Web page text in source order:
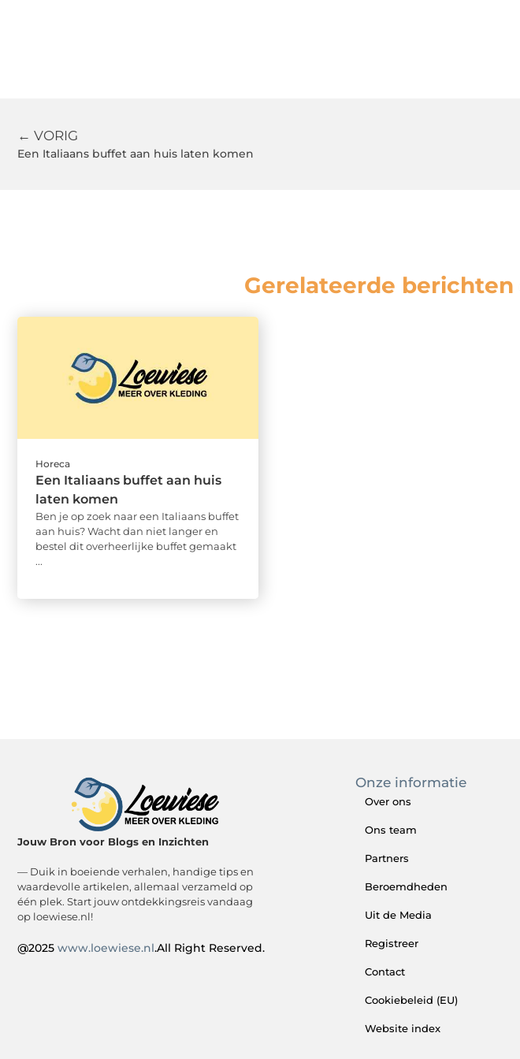
← VORIG
Een Italiaans buffet aan huis laten komen
Gerelateerde berichten
Horeca
Een Italiaans buffet aan huis
laten komen
Ben je op zoek naar een Italiaans buffet
aan huis? Wacht dan niet langer en
bestel dit overheerlijke buffet gemaakt
...
Jouw Bron voor Blogs en Inzichten
— Duik in boeiende verhalen, handige tips en
waardevolle artikelen, allemaal verzameld op
één plek. Start jouw ontdekkingsreis vandaag
op loewiese.nl!
@2025 www.loewiese.nl.All Right Reserved.
Onze informatie
Over ons
Ons team
Partners
Beroemdheden
Uit de Media
Registreer
Contact
Cookiebeleid (EU)
Website index